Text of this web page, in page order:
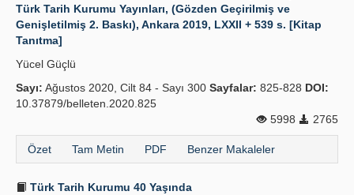
Türk Tarih Kurumu Yayınları, (Gözden Geçirilmiş ve
Genişletilmiş 2. Baskı), Ankara 2019, LXXII + 539 s. [Kitap
Tanıtma]
Yücel Güçlü
Sayı: Ağustos 2020, Cilt 84 - Sayı 300 Sayfalar: 825-828 DOI:
10.37879/belleten.2020.825
5998
2765
Özet Tam Metin PDF Benzer Makaleler
Türk Tarih Kurumu 40 Yaşında